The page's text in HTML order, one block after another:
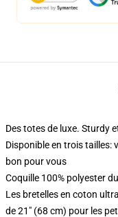
Des totes de luxe. Sturdy
Disponible en trois tailles:
bon pour vous
Coquille 100% polyester
Les bretelles en coton
de 21" (68 cm) pour les